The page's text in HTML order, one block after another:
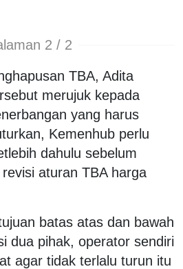
2 / 2
TBA, Adita
merujuk kepada
yang harus
Kemenhub perlu
dahulu sebelum
aturan TBA harga
batas atas dan bawah
dua pihak, operator sendiri
agar tidak terlalu turun itu